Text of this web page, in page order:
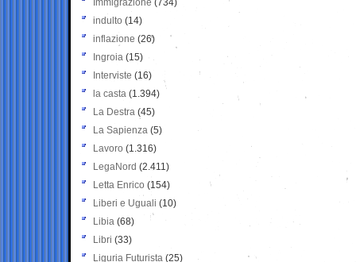
Immigrazione (734)
indulto (14)
inflazione (26)
Ingroia (15)
Interviste (16)
la casta (1.394)
La Destra (45)
La Sapienza (5)
Lavoro (1.316)
LegaNord (2.411)
Letta Enrico (154)
Liberi e Uguali (10)
Libia (68)
Libri (33)
Liguria Futurista (25)